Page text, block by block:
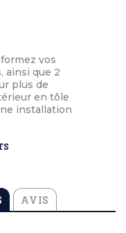
vos
ainsi que 2
plus de
en tôle
installation
AVIS